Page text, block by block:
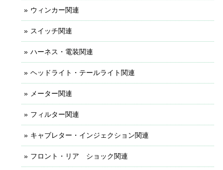
ウィンカー関連
スイッチ関連
ハーネス・電装関連
ヘッドライト・テールライト関連
メーター関連
フィルター関連
キャブレター・インジェクション関連
フロント・リア ショック関連